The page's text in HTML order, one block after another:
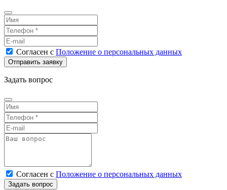
Согласен с Положение о персональных данных
Задать вопрос
Согласен с Положение о персональных данных